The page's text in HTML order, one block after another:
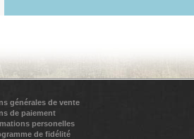
générales de vente
de paiement
personelles
de fidélité